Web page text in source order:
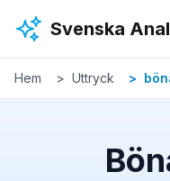
Svenska
Hem Uttryck